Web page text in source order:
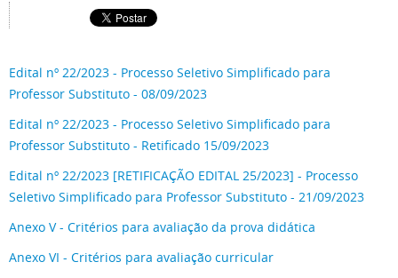
Edital nº 22/2023 - Processo Seletivo Simplificado para
Professor Substituto - 08/09/2023
Edital nº 22/2023 - Processo Seletivo Simplificado para
Professor Substituto - Retificado 15/09/2023
Edital nº 22/2023 [RETIFICAÇÃO EDITAL 25/2023] - Processo
Seletivo Simplificado para Professor Substituto - 21/09/2023
Anexo V - Critérios para avaliação da prova didática
Anexo VI - Critérios para avaliação curricular